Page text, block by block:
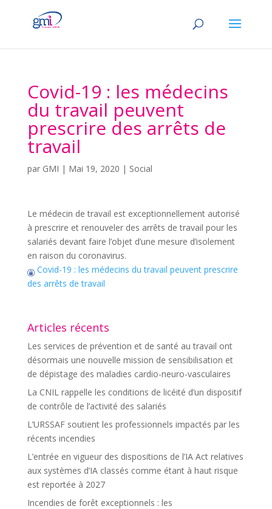
Covid-19 : les médecins
du travail peuvent
prescrire des arrêts de
travail
par GMI | Mai 19, 2020 | Social
Le médecin de travail est exceptionnellement autorisé
à prescrire et renouveler des arrêts de travail pour les
salariés devant faire l’objet d’une mesure d’isolement
en raison du coronavirus.
Covid-19 : les médecins du travail peuvent prescrire
des arrêts de travail
Articles récents
Les services de prévention et de santé au travail ont
désormais une nouvelle mission de sensibilisation et
de dépistage des maladies cardio-neuro-vasculaires
La CNIL rappelle les conditions de licéité d’un dispositif
de contrôle de l’activité des salariés
L’URSSAF soutient les professionnels impactés par les
récents incendies
L’entrée en vigueur des dispositions de l’IA Act relatives
aux systèmes d’IA classés comme étant à haut risque
est reportée à 2027
Incendies de forêt exceptionnels : les